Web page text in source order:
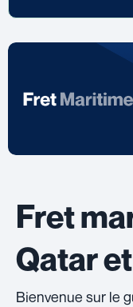
Fret
Qatar
Bienvenue sur le